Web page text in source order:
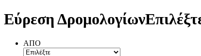
Εύρεση Δρομολογίων
ΑΠΟ